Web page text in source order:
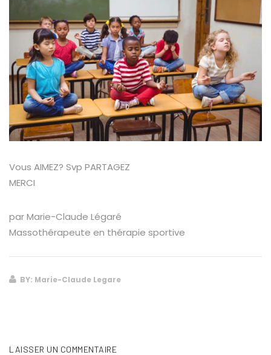
Vous AIMEZ? Svp PARTAGEZ
MERCI
par Marie-Claude Légaré
Massothérapeute en thérapie sportive
BY: Marie-Claude Legare
LAISSER UN COMMENTAIRE